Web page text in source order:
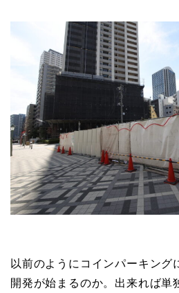
以前のようにコインパーキング
開発が始まるのか。出来れば単